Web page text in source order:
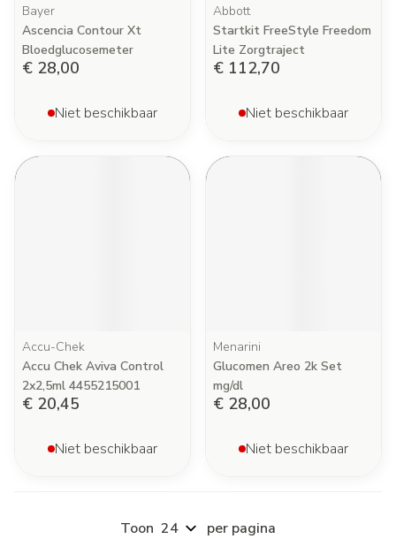
Bayer
Ascencia Contour Xt
Bloedglucosemeter
€ 28,00
Niet beschikbaar
Abbott
Startkit FreeStyle Freedom
Lite Zorgtraject
€ 112,70
Niet beschikbaar
Accu-Chek
Accu Chek Aviva Control
2x2,5ml 4455215001
€ 20,45
Niet beschikbaar
Menarini
Glucomen Areo 2k Set
mg/dl
€ 28,00
Niet beschikbaar
Toon per pagina